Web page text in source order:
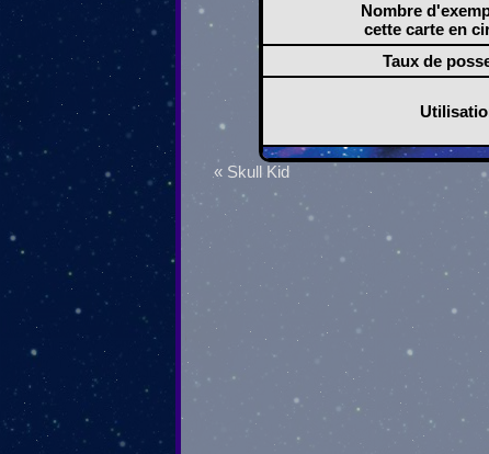
Nombre
cette carte en
Taux de
« Skull Kid